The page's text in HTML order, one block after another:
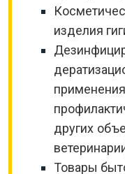
изделия
других
Товары